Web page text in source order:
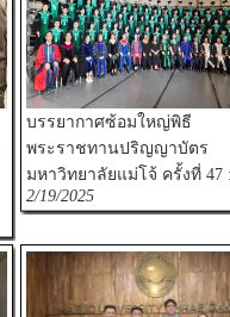
บรรยากาศซ้อมใหญ่พิธี
พระราชทานปริญญาบัตร
มหาวิทยาลัยแม่โจ้ ครั้งที่ 47
2/19/2025